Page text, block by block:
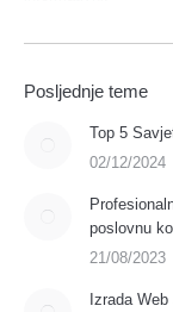
Posljednje teme
Top 5
02/12/2024
poslovnu
21/08/2023
Izrada